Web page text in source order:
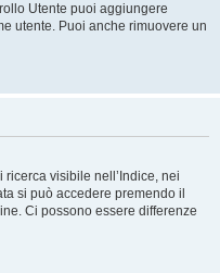
Utente puoi aggiungere
utente. Puoi anche rimuovere un
visibile nell’Indice, nei
si può accedere premendo il
Ci possono essere differenze